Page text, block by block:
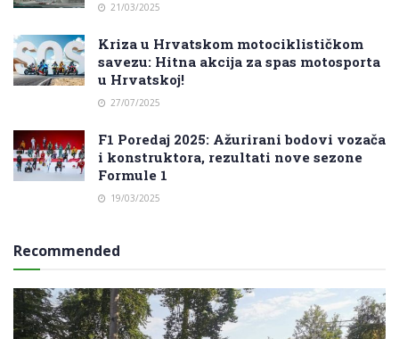
21/03/2025
Kriza u Hrvatskom motociklističkom
savezu: Hitna akcija za spas motosporta
u Hrvatskoj!
27/07/2025
F1 Poredaj 2025: Ažurirani bodovi vozača
i konstruktora, rezultati nove sezone
Formule 1
19/03/2025
Recommended